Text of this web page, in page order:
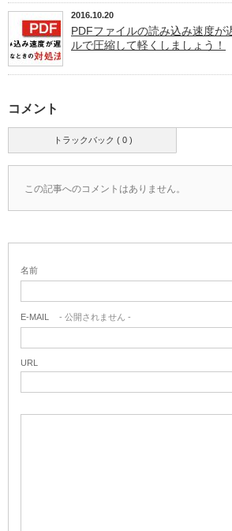
2016.10.20
PDFファイルの読み込み速度が
ルで圧縮して軽くしましょう！
コメント
トラックバック ( 0 )
この記事へのコメントはありません。
名前
E-MAIL - 公開されません -
URL